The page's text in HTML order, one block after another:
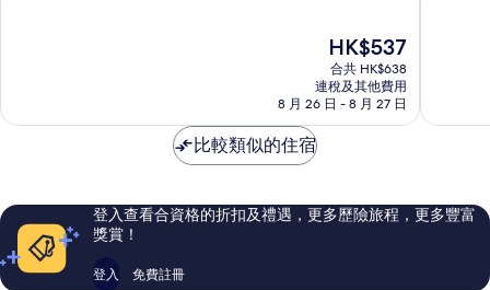
中
越，
價
篇
價
現
售
HK$537
HK$537
合共 HK$638
連稅及其他費用
8 月 26 日 - 8 月 27 日
村
越，
價
篇
比較類似的住宿
登入查看合資格的折扣及禮遇，更多歷險旅程，更多豐富
獎賞！
登入 免費註冊